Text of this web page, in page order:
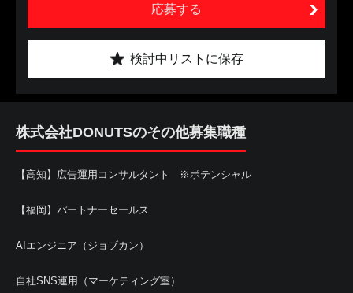
応募する
検討中リストに保存
株式会社DONUTSのその他募集職種
【高知】広告運用コンサルタント ※ポテンシャル
【福岡】パートナーセールス
AIエンジニア（ジョブカン）
自社SNS運用（マーケティング室）